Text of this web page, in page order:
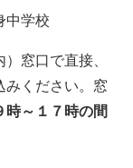
中学校
窓口で直接、
みください。窓
時～１７時の間